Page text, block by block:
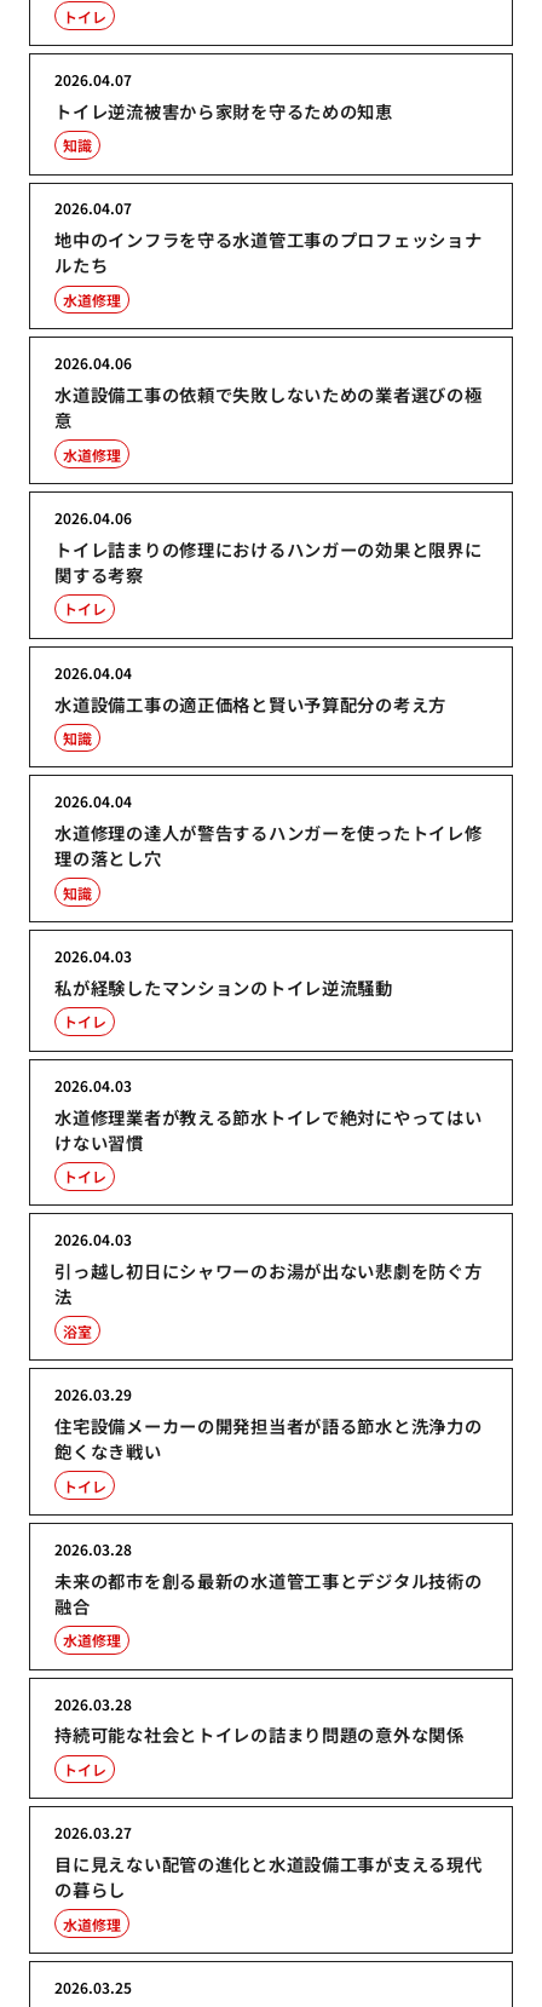
トイレ
トイレ逆流被害から家財を守るための知恵
2026.04.07
知識
地中のインフラを守る水道管工事のプロフェッショナ
ルたち
2026.04.07
水道修理
水道設備工事の依頼で失敗しないための業者選びの極
意
2026.04.06
水道修理
トイレ詰まりの修理におけるハンガーの効果と限界に
関する考察
2026.04.06
トイレ
水道設備工事の適正価格と賢い予算配分の考え方
2026.04.04
知識
水道修理の達人が警告するハンガーを使ったトイレ修
理の落とし穴
2026.04.04
知識
私が経験したマンションのトイレ逆流騒動
2026.04.03
トイレ
水道修理業者が教える節水トイレで絶対にやってはい
けない習慣
2026.04.03
トイレ
引っ越し初日にシャワーのお湯が出ない悲劇を防ぐ方
法
2026.04.03
浴室
住宅設備メーカーの開発担当者が語る節水と洗浄力の
飽くなき戦い
2026.03.29
トイレ
未来の都市を創る最新の水道管工事とデジタル技術の
融合
2026.03.28
水道修理
持続可能な社会とトイレの詰まり問題の意外な関係
2026.03.28
トイレ
目に見えない配管の進化と水道設備工事が支える現代
の暮らし
2026.03.27
水道修理
2026.03.25